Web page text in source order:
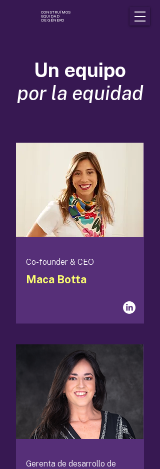
CONSTRUÍMOS
EQUIDAD
DE GÉNERO
Un equipo
​por la equidad
Co-founder & CEO
Maca Botta
Gerenta de desarrollo de